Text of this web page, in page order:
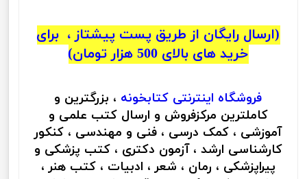
(ارسال رایگان از طریق پست پیشتاز ، برای
خرید های بالای 500 هزار تومان)
فروشگاه اینترنتی کتابخونه ، بزرگترین و
کاملترین مرکزفروش و ارسال کتب علمی و
آموزشی ، کمک درسی ، فنی و مهندسی ، کنکور
کارشناسی ارشد ، آزمون دکتری ، کتب پزشکی و
پیراپزشکی ، رمان ، شعر ، ادبیات ، کتب هنر ،